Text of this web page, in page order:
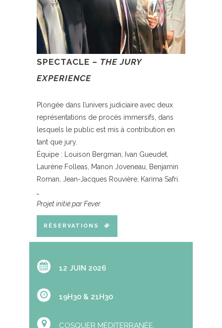
SPECTACLE – THE JURY
EXPERIENCE
Plongée dans l’univers judiciaire avec deux
représentations de procès immersifs, dans
lesquels le public est mis à contribution en
tant que jury.
Équipe : Louison Bergman, Ivan Gueudet,
Laurène Folleas, Manon Joveneau, Benjamin
Roman, Jean-Jacques Rouvière, Karima Safri.
Projet initié par Fever.
RÉSERVATIONS
12 JUIN 2026
19H30 & 21H30
COSQUER MÉDITERRANÉE,